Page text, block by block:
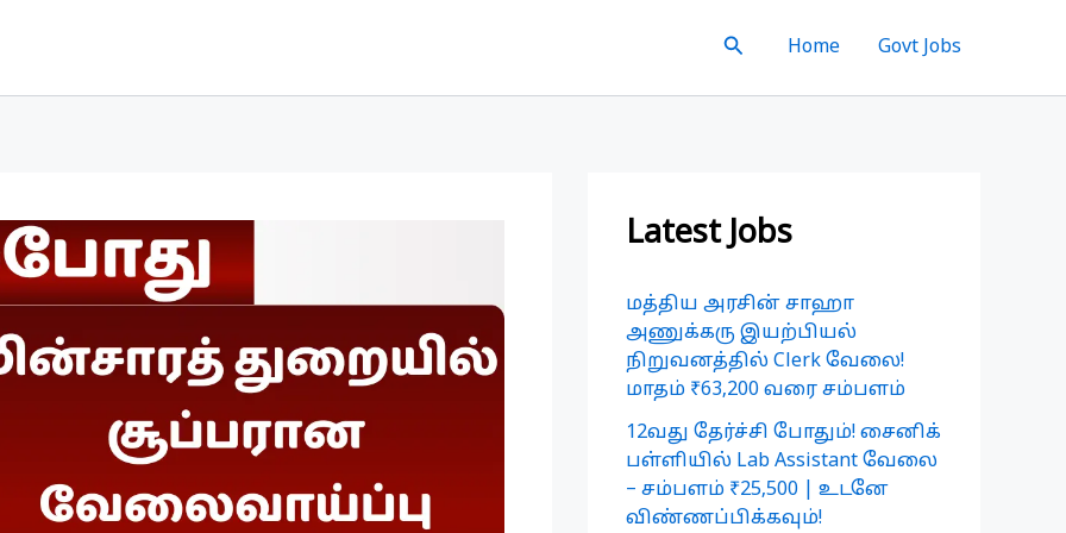
SearchHome Govt Jobs
Latest Jobs
மத்திய அரசின் சாஹா
அணுக்கரு இயற்பியல்
நிறுவனத்தில் Clerk வேலை!
மாதம் ₹63,200 வரை சம்பளம்
12வது தேர்ச்சி போதும்! சைனிக்
பள்ளியில் Lab Assistant வேலை
– சம்பளம் ₹25,500 | உடனே
விண்ணப்பிக்கவும்!